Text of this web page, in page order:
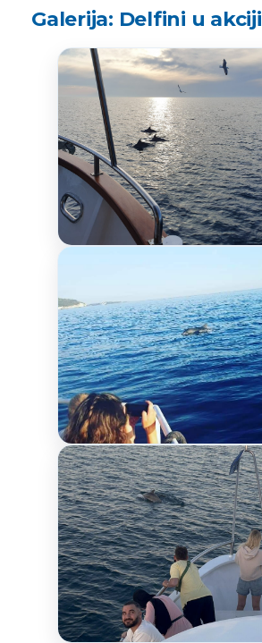
Galerija: Delfini u akciji